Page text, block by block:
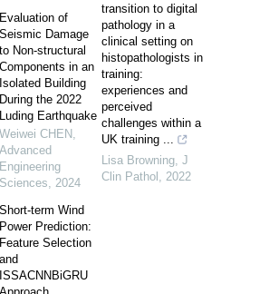
Evaluation of
Seismic Damage
to Non-structural
Components in an
Isolated Building
During the 2022
Luding Earthquake
Weiwei CHEN ,
Advanced
Engineering
Sciences, 2024
Short-term Wind
Power Prediction:
Feature Selection
and
ISSACNNBiGRU
transition to digital
pathology in a
clinical setting on
histopathologists in
training:
experiences and
perceived
challenges within a
UK training ...
Lisa Browning, J
Clin Pathol , 2022